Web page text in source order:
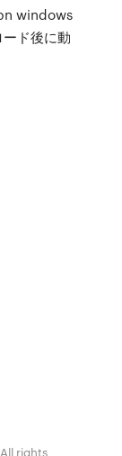
windows
ド後に動
rights